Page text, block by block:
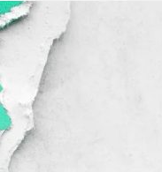
no future
:
VAN